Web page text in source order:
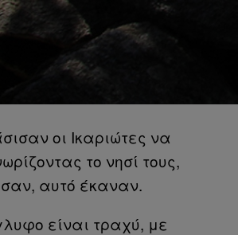
οι Ικαριώτες να
το νησί τους,
αυτό έκαναν.
είναι τραχύ, με